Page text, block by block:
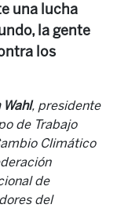
una lucha
la gente
los
, presidente
de Trabajo
Climático
de
del